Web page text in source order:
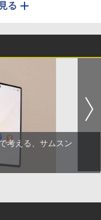
る
考える、サムスン